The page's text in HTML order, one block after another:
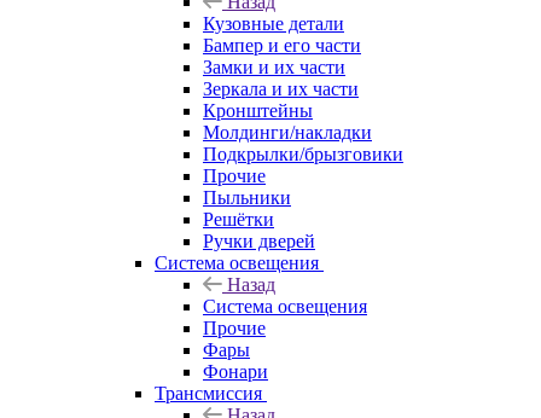
Кузовные детали
Бампер и его части
Замки и их части
Зеркала и их части
Кронштейны
Молдинги/накладки
Подкрылки/брызговики
Прочие
Пыльники
Решётки
Ручки дверей
Система освещения
Назад
Система освещения
Прочие
Фары
Фонари
Трансмиссия